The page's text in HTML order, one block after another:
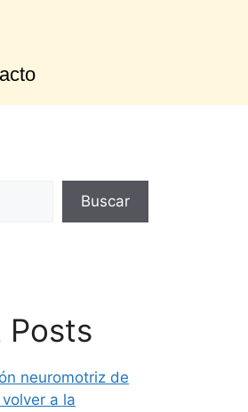
Buscar
Posts
neuromotriz de
a la